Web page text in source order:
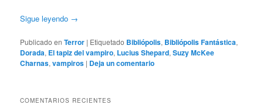
Sigue leyendo →
Publicado en Terror | Etiquetado Bibliópolis, Bibliópolis Fantástica,
Dorada, El tapiz del vampiro, Lucius Shepard,Suzy McKee
Charnas,vampiros | Deja un comentario
COMENTARIOS RECIENTES